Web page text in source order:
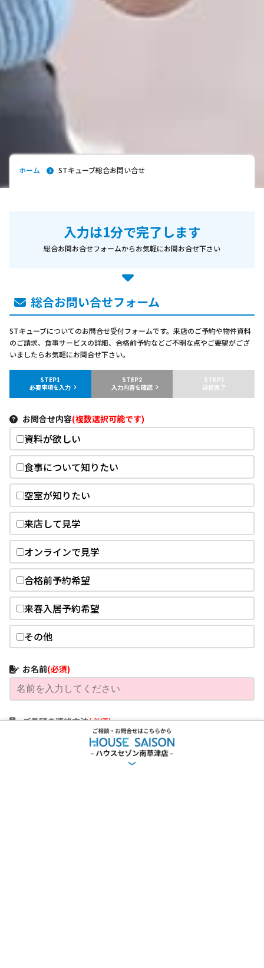
ホーム STキューブ総合お問い合せ
入力は1分で完了します
総合お問お合せフォームからお気軽にお問お合せ下さい
総合お問い合せフォーム
STキューブについてのお問合せ受付フォームです。来店のご予約や物件資料
のご請求、食事サービスの詳細、合格前予約などご不明な点やご要望がござ
いましたらお気軽にお問合せ下さい。
STEP1
必要事項を入力
STEP2
入力内容を確認
STEP3
送信完了
お問合せ内容(複数選択可能です)
資料が欲しい
食事について知りたい
空室が知りたい
来店して見学
オンラインで見学
合格前予約希望
来春入居予約希望
その他
お名前(必須)
ご希望の連絡方法(必須)
メールを希望する
電話を希望する